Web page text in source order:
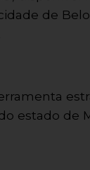
de
estado de